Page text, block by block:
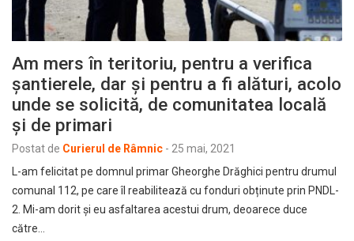
Am mers în teritoriu, pentru a verifica
șantierele, dar și pentru a fi alături, acolo
unde se solicită, de comunitatea locală
și de primari
Postat de Curierul de Râmnic - 25 mai, 2021
L-am felicitat pe domnul primar Gheorghe Drăghici pentru drumul
comunal 112, pe care îl reabilitează cu fonduri obținute prin PNDL-
2. Mi-am dorit și eu asfaltarea acestui drum, deoarece duce
către…